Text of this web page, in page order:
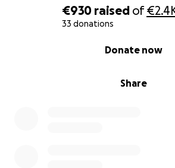
€930 raised of
33 donations
Share
Donate now
– animali non sterilizzati,
– animali lasciati morire di stenti o
– visite negate ai volontari;